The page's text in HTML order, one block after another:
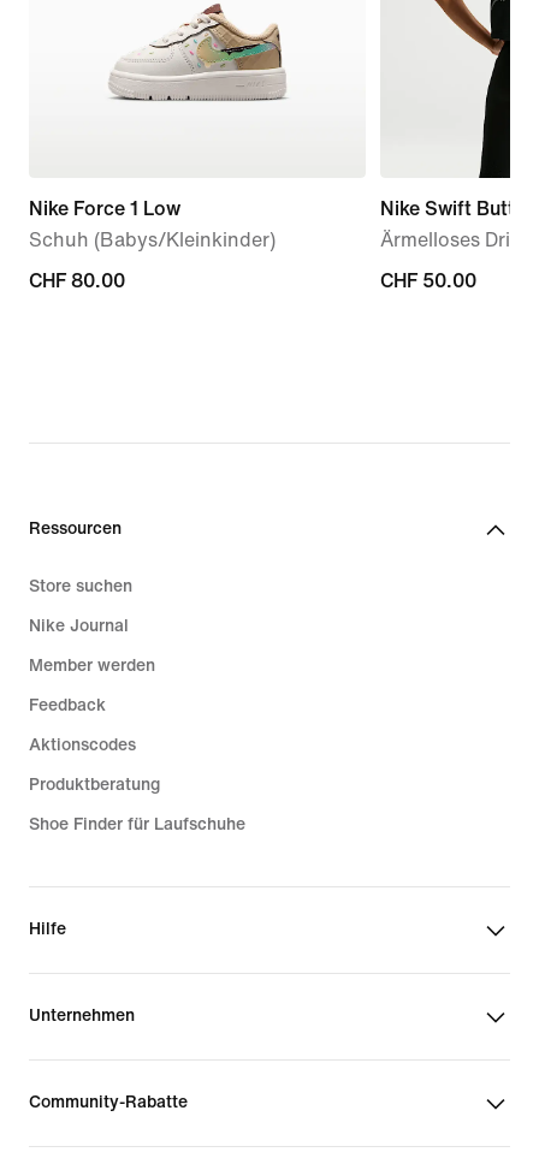
Nike Force 1 Low
Schuh (Babys/Kleinkinder)
CHF 80.00
CHF 80.00
Nike Swift
Ärmelloses Dri-
CHF 50.00
CHF 50.00
Ressourcen
Store suchen
Nike Journal
Member werden
Feedback
Aktionscodes
Produktberatung
Shoe Finder für Laufschuhe
Hilfe
Unternehmen
Community-Rabatte